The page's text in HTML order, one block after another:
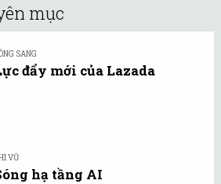
mục
SANG
đẩy mới của Lazada
VŨ
hạ tầng AI